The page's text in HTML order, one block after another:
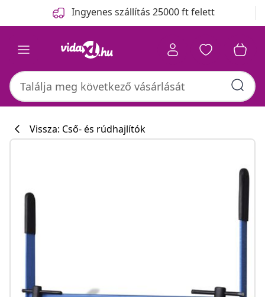
Ingyenes szállítás 25000 ft felett
Vissza: Cső- és rúdhajlítók